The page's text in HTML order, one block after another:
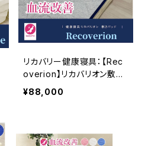
リカバリー健康寝具：【Rec
overion】リカバリオン敷き
パッド プラウシオン加工 10
0×200cm
¥88,000